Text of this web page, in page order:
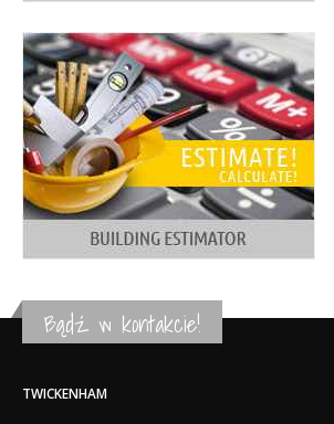
Bądź w kontakcie!
TWICKENHAM